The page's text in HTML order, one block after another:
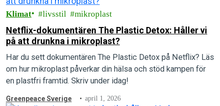
Klimat livsstil mikroplast
Netflix-dokumentären The Plastic Detox: Håller vi
på att drunkna i mikroplast?
Har du sett dokumentären The Plastic Detox på Netflix? Läs
om hur mikroplast påverkar din hälsa och stöd kampen för
en plastfri framtid. Skriv under idag!
Greenpeace Sverige april 1, 2026